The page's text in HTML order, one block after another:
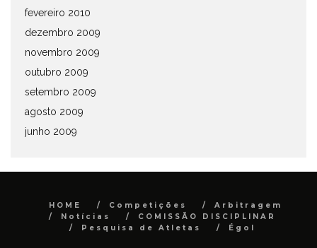
fevereiro 2010
dezembro 2009
novembro 2009
outubro 2009
setembro 2009
agosto 2009
junho 2009
HOME Competições
Arbitragem
Notícias
COMISSÃO DISCIPLINAR
Pesquisa de Atletas
Égol